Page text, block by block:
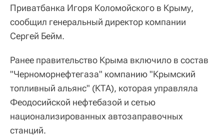
Приватбанка Игоря Коломойского в Крыму,
сообщил генеральный директор компании
Сергей Бейм.
Ранее правительство Крыма включило в состав
"Черноморнефтегаза" компанию "Крымский
топливный альянс" (КТА), которая управляла
Феодосийской нефтебазой и сетью
национализированных автозаправочных
станций.